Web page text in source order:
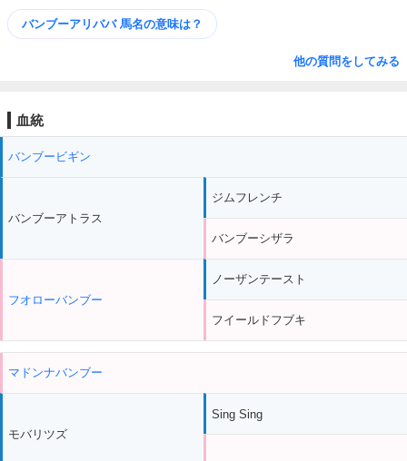
バンブーアリババ 馬名の意味は？
他の質問をしてみる
血統
バンブービギン
バンブーアトラス
フオローバンブー
ジムフレンチ
バンブーシザラ
ノーザンテースト
フイールドフブキ
マドンナバンブー
モバリツズ
Sing Sing